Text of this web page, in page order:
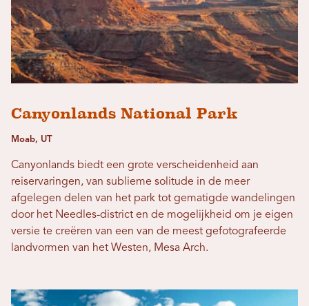
Canyonlands National Park
Moab, UT
Canyonlands biedt een grote verscheidenheid aan
reiservaringen, van sublieme solitude in de meer
afgelegen delen van het park tot gematigde wandelingen
door het Needles-district en de mogelijkheid om je eigen
versie te creëren van een van de meest gefotografeerde
landvormen van het Westen, Mesa Arch.